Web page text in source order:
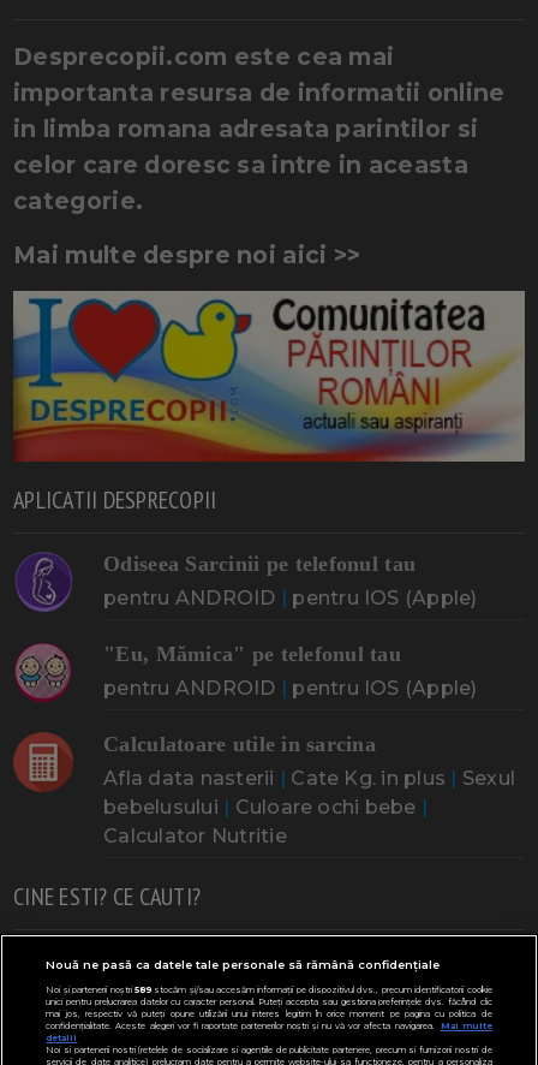
Desprecopii.com este cea mai
importanta resursa de informatii online
in limba romana adresata parintilor si
celor care doresc sa intre in aceasta
categorie.
Mai multe despre noi aici >>
APLICATII DESPRECOPII
Odiseea Sarcinii pe telefonul tau
pentru ANDROID | pentru IOS (Apple)
"Eu, Mămica" pe telefonul tau
pentru ANDROID | pentru IOS (Apple)
Calculatoare utile in sarcina
Afla data nasterii | Cate Kg. in plus | Sexul
bebelusului | Culoare ochi bebe |
Calculator Nutritie
CINE ESTI? CE CAUTI?
Doresc un copil Adoptia Probleme cu sarcina
Urmeaza sa nasc Probleme alaptare Bebe plange
Bebe febra Caut bona Cresa, Gradinta
Nouă ne pasă ca datele tale personale să rămână confidențiale
Noi și partenerii noștri589stocăm și/sau accesăm informații pe dispozitivul dvs., precum identificatorii cookie
unici pentru prelucrarea datelor cu caracter personal. Puteți accepta sau gestiona preferințele dvs. făcând clic
mai jos, respectiv vă puteți opune utilizării unui interes legitim în orice moment pe pagina cu politica de
confidențialitate. Aceste alegeri vor fi raportate partenerilor noștri și nu vă vor afecta navigarea.
Mai multe
detalii
Noi si partenerii nostri (retelele de socializare si agentiile de publicitate partenere, precum si furnizorii nostri de
servicii de date analitice) prelucram date pentru a permite website-ului sa functioneze, pentru a personaliza